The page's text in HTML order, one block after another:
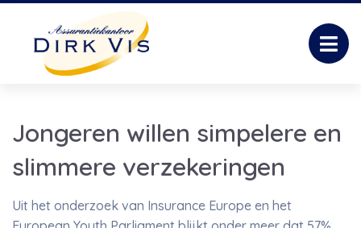
Jongeren willen simpelere en
slimmere verzekeringen
Uit het onderzoek van Insurance Europe en het